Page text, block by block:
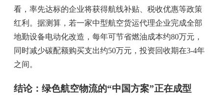
看，率先达标的企业将获得航线补贴、税收优惠等政策
红利。据测算，若一家中型航空货运代理企业完成全部
地勤设备电动化改造，每年可节省燃油成本约80万元，
同时减少碳配额购买支出约50万元，投资回收期在3-4年
之间。
结论：绿色航空物流的“中国方案”正在成型